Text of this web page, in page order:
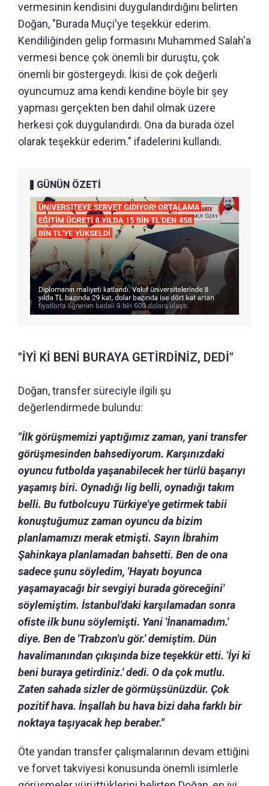
vermesinin kendisini duygulandırdığını belirten
Doğan, "Burada Muçi'ye teşekkür ederim.
Kendiliğinden gelip formasını Muhammed Salah'a
vermesi bence çok önemli bir duruştu, çok
önemli bir göstergeydi. İkisi de çok değerli
oyuncumuz ama kendi kendine böyle bir şey
yapması gerçekten ben dahil olmak üzere
herkesi çok duygulandırdı. Ona da burada özel
olarak teşekkür ederim." ifadelerini kullandı.
GÜNÜN ÖZETİ
"İYİ Kİ BENİ BURAYA GETİRDİNİZ, DEDİ"
Doğan, transfer süreciyle ilgili şu
değerlendirmede bulundu:
"İlk görüşmemizi yaptığımız zaman, yani transfer
görüşmesinden bahsediyorum. Karşınızdaki
oyuncu futbolda yaşanabilecek her türlü başarıyı
yaşamış biri. Oynadığı lig belli, oynadığı takım
belli. Bu futbolcuyu Türkiye'ye getirmek tabii
konuştuğumuz zaman oyuncu da bizim
planlamamızı merak etmişti. Sayın İbrahim
Şahinkaya planlamadan bahsetti. Ben de ona
sadece şunu söyledim, 'Hayatı boyunca
yaşamayacağı bir sevgiyi burada göreceğini'
söylemiştim. İstanbul'daki karşılamadan sonra
ofiste ilk bunu söylemişti. Yani 'İnanamadım.'
diye. Ben de 'Trabzon'u gör.' demiştim. Dün
havalimanından çıkışında bize teşekkür etti. 'İyi ki
beni buraya getirdiniz.' dedi. O da çok mutlu.
Zaten sahada sizler de görmüşsünüzdür. Çok
pozitif hava. İnşallah bu hava bizi daha farklı bir
noktaya taşıyacak hep beraber."
Öte yandan transfer çalışmalarının devam ettiğini
ve forvet takviyesi konusunda önemli isimlerle